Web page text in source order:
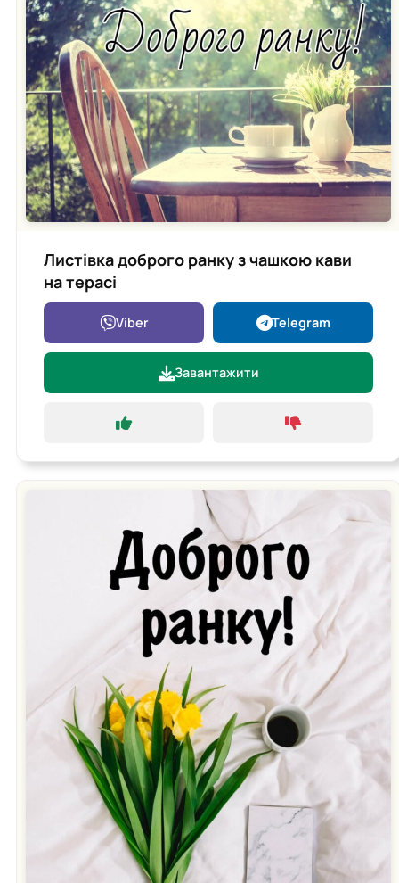
Листівка доброго ранку з чашкою кави
на терасі
Viber Telegram
Завантажити